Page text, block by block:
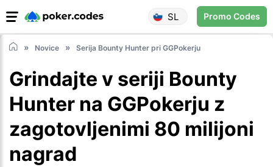
SL Promo Codes
Novice Serija Bounty Hunter pri GGPokerju
Grindajte v seriji Bounty
Hunter na GGPokerju z
zagotovljenimi 80 milijoni
nagrad